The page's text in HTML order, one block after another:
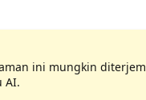
ini mungkin
AI.